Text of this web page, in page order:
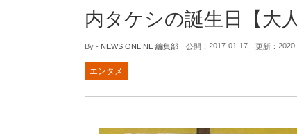
内タケシの誕生日【大
By - NEWS ONLINE 編集部 公開： 2017-01-17 更新：
エンタメ